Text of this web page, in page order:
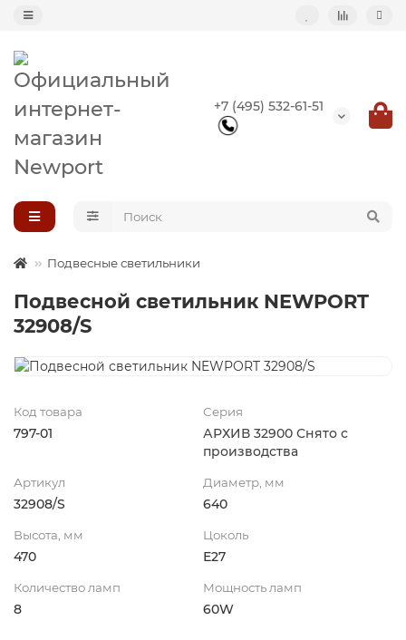
+7 (495) 532-61-51
Назад
Подвесные светильники
Потолочные светильники
Светильник-кольцо
Композиции светильников
Подвесные светильники
Подвесной светильник NEWPORT
32908/S
Код товара
797-01
Серия
АРХИВ 32900 Снято с
производства
Артикул
32908/S
Диаметр, мм
640
Высота, мм
470
Цоколь
Е27
Количество ламп
8
Мощность ламп
60W